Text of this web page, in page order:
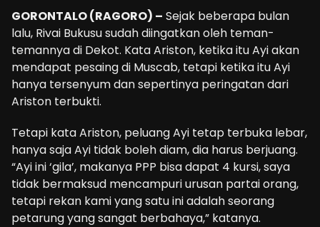
GORONTALO (RAGORO) – Sejak beberapa bulan
lalu, Rivai Bukusu sudah diingatkan oleh teman-
temannya di Dekot. Kata Ariston, ketika itu Ayi akan
mendapat pesaing di Muscab, tetapi ketika itu Ayi
hanya tersenyum dan sepertinya peringatan dari
Ariston terbukti.
Tetapi kata Ariston, peluang Ayi tetap terbuka lebar,
hanya saja Ayi tidak boleh diam, dia harus berjuang.
“Ayi ini ‘gila’, makanya PPP bisa dapat 4 kursi, saya
tidak bermaksud mencampuri urusan partai orang,
tetapi rekan kami yang satu ini adalah seorang
petarung yang sangat berbahaya,” katanya.